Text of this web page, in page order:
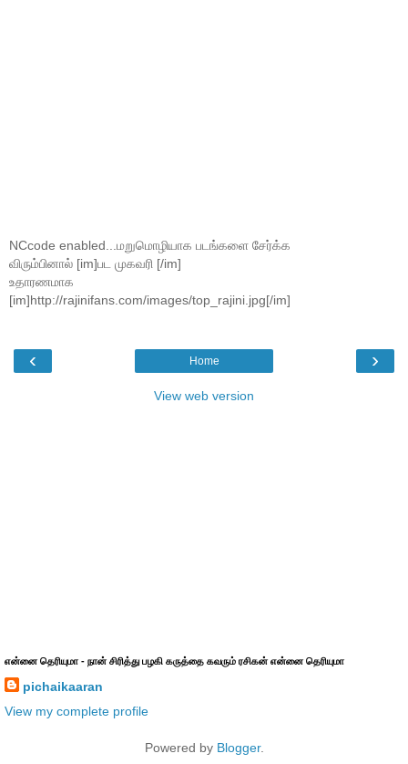
NCcode enabled...மறுமொழியாக படங்களை சேர்க்க
விரும்பினால் [im]பட முகவரி [/im]
உதாரணமாக
[im]http://rajinifans.com/images/top_rajini.jpg[/im]
‹ ›
Home
View web version
என்னை தெரியுமா - நான் சிரித்து பழகி கருத்தை கவரும் ரசிகன் என்னை தெரியுமா
pichaikaaran
View my complete profile
Powered by Blogger.